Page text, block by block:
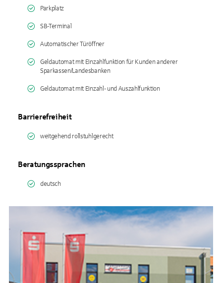
Parkplatz
SB-Terminal
Automatischer Türöffner
Geldautomat mit Einzahlfunktion für Kunden anderer
Sparkassen/Landesbanken
Geldautomat mit Einzahl- und Auszahlfunktion
Barrierefreiheit
weitgehend rollstuhlgerecht
Beratungssprachen
deutsch